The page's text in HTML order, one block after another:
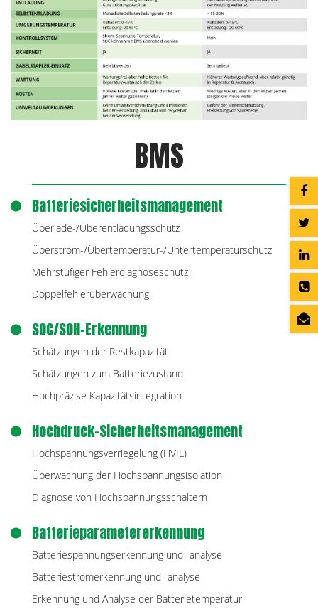
BMS
Batteriesicherheitsmanagement
Überlade-/Überentladungsschutz
Überstrom-/Übertemperatur-/Untertemperaturschutz
Mehrstufiger Fehlerdiagnoseschutz
Doppelfehlerüberwachung
SOC/SOH-Erkennung
Schätzungen der Restkapazität
Schätzungen zum Batteriezustand
Hochpräzise Kapazitätsintegration
Hochdruck-Sicherheitsmanagement
Hochspannungsverriegelung (HVIL)
Überwachung der Hochspannungsisolation
Diagnose von Hochspannungsschaltern
Batterieparametererkennung
Batteriespannungserkennung und -analyse
Batteriestromerkennung und -analyse
Erkennung und Analyse der Batterietemperatur